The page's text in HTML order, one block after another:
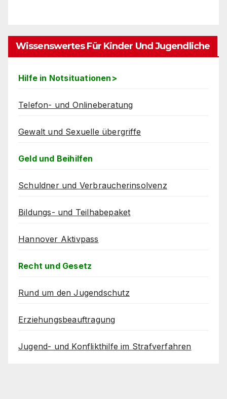
Wissenswertes Für Kinder Und Jugendliche
Hilfe in Notsituationen>
Telefon- und Onlineberatung
Gewalt und Sexuelle übergriffe
Geld und Beihilfen
Schuldner und Verbraucherinsolvenz
Bildungs- und Teilhabepaket
Hannover Aktivpass
Recht und Gesetz
Rund um den Jugendschutz
Erziehungsbeauftragung
Jugend- und Konflikthilfe im Strafverfahren